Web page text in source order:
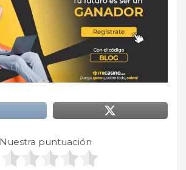
Nuestra puntuación